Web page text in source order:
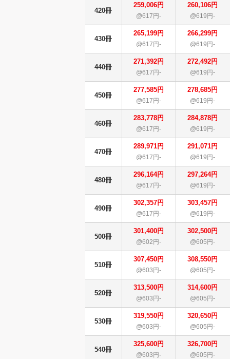
420冊
259,006円
@617円-
260,106円
@619円-
430冊
265,199円
@617円-
266,299円
@619円-
440冊
271,392円
@617円-
272,492円
@619円-
450冊
277,585円
@617円-
278,685円
@619円-
460冊
283,778円
@617円-
284,878円
@619円-
470冊
289,971円
@617円-
291,071円
@619円-
480冊
296,164円
@617円-
297,264円
@619円-
490冊
302,357円
@617円-
303,457円
@619円-
500冊
301,400円
@602円-
302,500円
@605円-
510冊
307,450円
@603円-
308,550円
@605円-
520冊
313,500円
@603円-
314,600円
@605円-
530冊
319,550円
@603円-
320,650円
@605円-
540冊
325,600円
@603円-
326,700円
@605円-